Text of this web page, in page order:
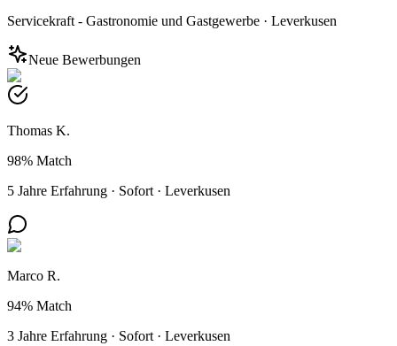
Servicekraft - Gastronomie und Gastgewerbe · Leverkusen
Neue Bewerbungen
Thomas K.
98% Match
5 Jahre Erfahrung · Sofort · Leverkusen
Marco R.
94% Match
3 Jahre Erfahrung · Sofort · Leverkusen